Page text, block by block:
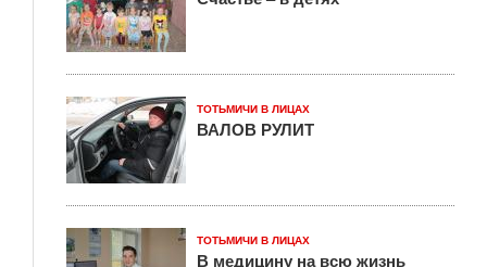
ТОТЬМИЧИ В ЛИЦАХ
ВАЛОВ РУЛИТ
ТОТЬМИЧИ В ЛИЦАХ
В медицину на всю жизнь